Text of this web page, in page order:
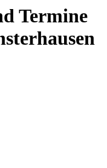
Termine